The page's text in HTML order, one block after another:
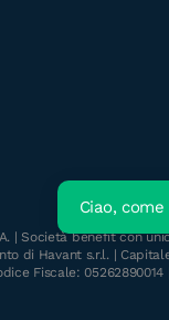
| Società benefit con
di Havant s.r.l. |
Fiscale: 05262890014
Ciao,